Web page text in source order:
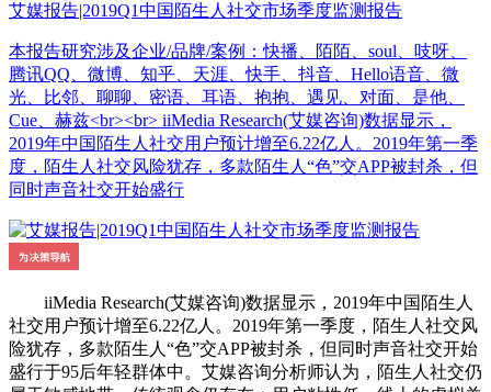
艾媒报告|2019Q1中国陌生人社交市场季度监测报告
本报告研究涉及企业/品牌/案例：快播、陌陌、soul、吱呀、
腾讯QQ、微博、知乎、天涯、快手、抖音、Hello语音、微
光、比邻、聊聊、密语、耳语、抱抱、遇见、对面、是他、
Cue、赫兹<br><br> iiMedia Research(艾媒咨询)数据显示，
2019年中国陌生人社交用户预计增至6.22亿人。2019年第一季
度，陌生人社交风险犹存，多款陌生人“色”交APP被封杀，但
同时声音社交开始盛行
iiMedia Research(艾媒咨询)数据显示，2019年中国陌生人
社交用户预计增至6.22亿人。2019年第一季度，陌生人社交风
险犹存，多款陌生人“色”交APP被封杀，但同时声音社交开始
盛行于95后年轻群体中。艾媒咨询分析师认为，陌生人社交仍